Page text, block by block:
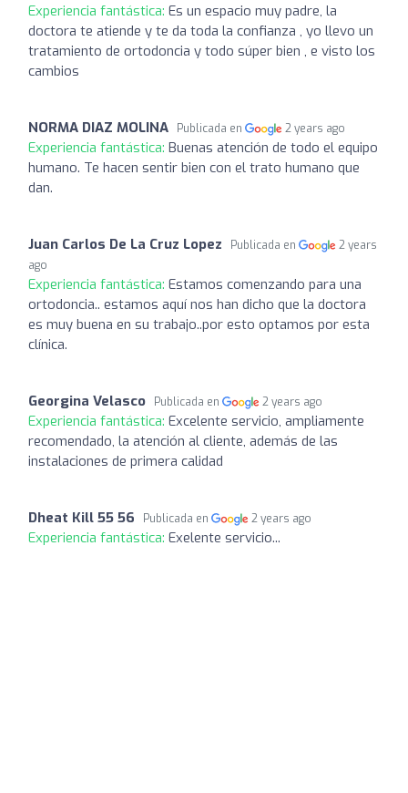
Experiencia fantástica: Es un espacio muy padre, la
doctora te atiende y te da toda la confianza , yo llevo un
tratamiento de ortodoncia y todo súper bien , e visto los
cambios
NORMA DIAZ MOLINA Publicada en 2 years ago
Experiencia fantástica: Buenas atención de todo el equipo
humano. Te hacen sentir bien con el trato humano que
dan.
Juan Carlos De La Cruz Lopez Publicada en
2 years
ago
Experiencia fantástica: Estamos comenzando para una
ortodoncia.. estamos aquí nos han dicho que la doctora
es muy buena en su trabajo..por esto optamos por esta
clínica.
Georgina Velasco Publicada en 2 years ago
Experiencia fantástica: Excelente servicio, ampliamente
recomendado, la atención al cliente, además de las
instalaciones de primera calidad
Dheat Kill 55 56 Publicada en 2 years ago
Experiencia fantástica: Exelente servicio...